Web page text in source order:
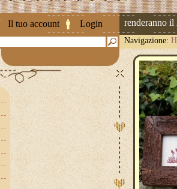
Il tuo account Login
Attenzione ! Le spedizioni riprenderanno il 2
Navigazione: